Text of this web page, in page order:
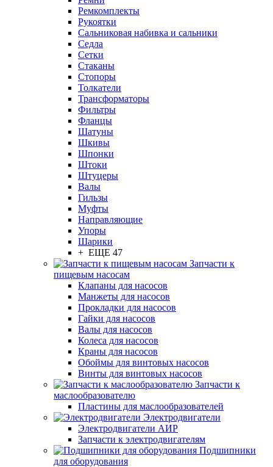
Ремкомплекты
Рукоятки
Сальниковая набивка и сальники
Седла
Сетки
Стаканы
Стопоры
Толкатели
Трансформаторы
Фильтры
Фланцы
Шатуны
Шкивы
Шпонки
Штоки
Штуцеры
Валы
Гильзы
Муфты
Направляющие
Упоры
Шарики
+ ЕЩЕ 47
Запчасти к
пищевым насосам
Клапаны для насосов
Манжеты для насосов
Прокладки для насосов
Гайки для насосов
Валы для насосов
Колеса для насосов
Краны для насосов
Обоймы для винтовых насосов
Винты для винтовых насосов
Запчасти к
маслообразователю
Пластины для маслообразователей
Электродвигатели
Электродвигатели АИР
Запчасти к электродвигателям
Подшипники
для оборудования